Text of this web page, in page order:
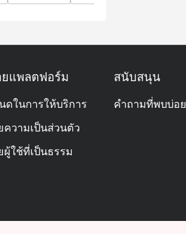
แพลตฟอร์ม
ดในการให้บริการ
ความเป็นส่วนตัว
ผู้ใช้ที่เป็นธรรม
สนับสนุน
คำถามที่พบบ่อย